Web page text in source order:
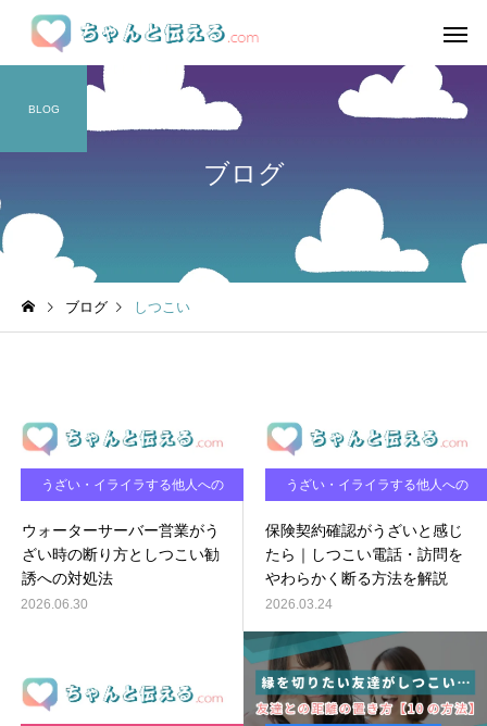
ブログ
BLOG
ブログ しつこい
うざい・イライラする他人への
ウォーターサーバー営業がう
ざい時の断り方としつこい勧
誘への対処法
2026.06.30
うざい・イライラする他人への
保険契約確認がうざいと感じ
たら｜しつこい電話・訪問を
やわらかく断る方法を解説
2026.03.24